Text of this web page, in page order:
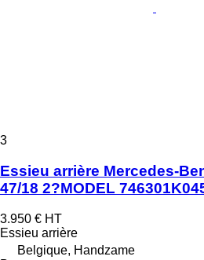
3
Essieu arrière Mercedes-
47/18 2?MODEL
3.950 € HT
Essieu arrière
Belgique, Handzame